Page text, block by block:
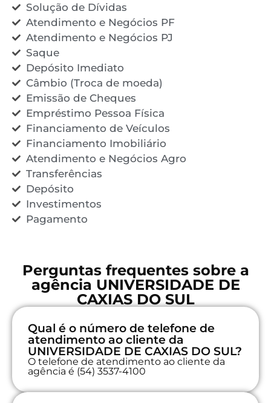
Solução de Dívidas
Atendimento e Negócios PF
Atendimento e Negócios PJ
Saque
Depósito Imediato
Câmbio (Troca de moeda)
Emissão de Cheques
Empréstimo Pessoa Física
Financiamento de Veículos
Financiamento Imobiliário
Atendimento e Negócios Agro
Transferências
Depósito
Investimentos
Pagamento
Perguntas frequentes sobre a
agência UNIVERSIDADE DE
CAXIAS DO SUL
Qual é o número de telefone de
atendimento ao cliente da
UNIVERSIDADE DE CAXIAS DO SUL?
O telefone de atendimento ao cliente da
agência é (54) 3537-4100